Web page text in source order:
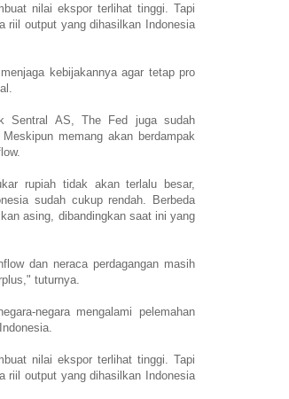
nilai ekspor terlihat tinggi. Tapi
riil output yang dihasilkan Indonesia
kebijakannya agar tetap pro
Sentral AS, The Fed juga sudah
memang akan berdampak
rupiah tidak akan terlalu besar,
sudah cukup rendah. Berbeda
asing, dibandingkan saat ini yang
dan neraca perdagangan masih
tuturnya.
negara mengalami pelemahan
nilai ekspor terlihat tinggi. Tapi
riil output yang dihasilkan Indonesia